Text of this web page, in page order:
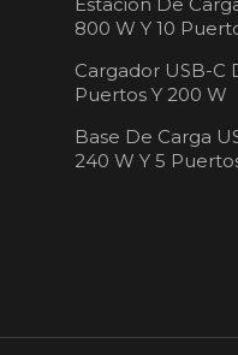
800 W Y 10
Cargador USB-C
Puertos Y 200 W
Base De Carga
240 W Y 5